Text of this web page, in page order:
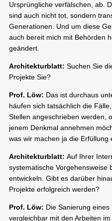
Ursprüngliche verfälschen, ab.
sind auch nicht tot, sondern
Generationen. Und um diese
auch bereit mich mit Behörden
geändert.
Architekturblatt: Suchen Sie
Projekte Sie?
Prof. Löw: Das ist durchaus
häufen sich tatsächlich die
Stellen angeschrieben werden,
jenem Denkmal annehmen
was wir machen ja die Erfüllung
Architekturblatt: Auf Ihrer
systematische Vorgehensweise
entwickeln. Gibt es darüber
Projekte erfolgreich werden?
Prof. Löw: Die Sanierung
vergleichbar mit den Arbeiten